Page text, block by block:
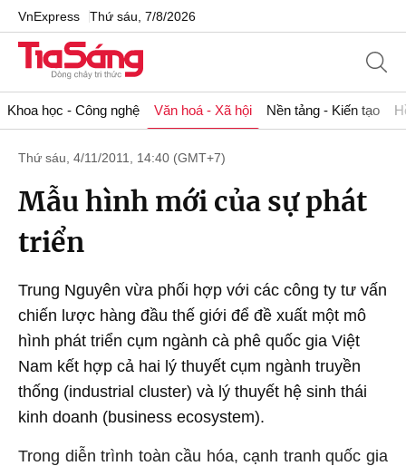
VnExpress Thứ sáu, 7/8/2026
Khoa học - Công nghệ Văn hoá - Xã hội Nền tảng - Kiến tạo
Thứ sáu, 4/11/2011, 14:40 (GMT+7)
Mẫu hình mới của sự phát
triển
Trung Nguyên vừa phối hợp với các công ty tư vấn
chiến lược hàng đầu thế giới để đề xuất một mô
hình phát triển cụm ngành cà phê quốc gia Việt
Nam kết hợp cả hai lý thuyết cụm ngành truyền
thống (industrial cluster) và lý thuyết hệ sinh thái
kinh doanh (business ecosystem).
Trong diễn trình toàn cầu hóa, cạnh tranh quốc gia